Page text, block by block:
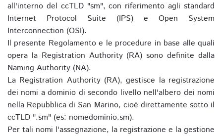
all'interno del ccTLD "sm", con riferimento agli standard
Internet Protocol Suite (IPS) e Open System
Interconnection (OSI).
Il presente Regolamento e le procedure in base alle quali
opera la Registration Authority (RA) sono definite dalla
Naming Authority (NA).
La Registration Authority (RA), gestisce la registrazione
dei nomi a dominio di secondo livello nell'albero dei nomi
nella Repubblica di San Marino, cioè direttamente sotto il
ccTLD ".sm" (es: nomedominio.sm).
Per tali nomi l'assegnazione, la registrazione e la gestione